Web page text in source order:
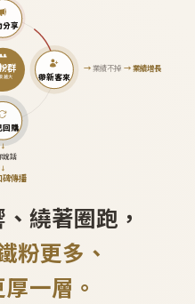
群
越大
分享
帶新客來
→業績不掉 →業績增長
回購
↓
說話
↓
碑傳播
繞著圈跑，
粉更多、
一層。